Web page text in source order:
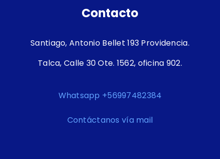
Contacto
Santiago, Antonio Bellet 193 Providencia.
Talca, Calle 30 Ote. 1562, oficina 902.
Whatsapp +56997482384
Contáctanos vía mail